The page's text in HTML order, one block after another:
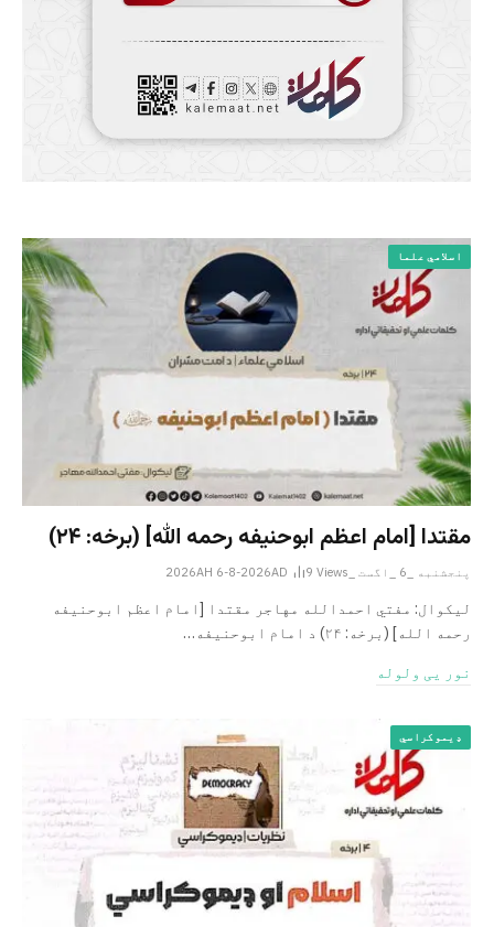
اسلامي علما
مقتدا [امام اعظم ابوحنیفه رحمه الله‎] (برخه: ۲۴)
پنجشنبه _6 _اگست _2026AH 6-8-2026AD 9 Views
لیکوال: مفتي احمدالله مهاجر مقتدا [امام اعظم ابوحنیفه
رحمه الله‎] (برخه: ۲۴) د امام ابوحنيفه…
نور یی ولوله
ډیموکراسي